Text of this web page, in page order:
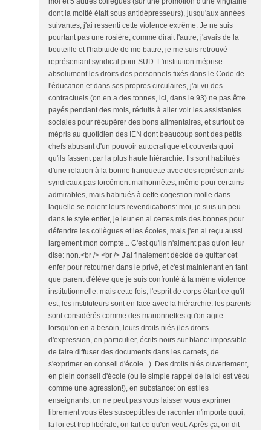
dont la moitié était sous antidépresseurs), jusqu'aux années
suivantes, j'ai ressenti cette violence extrême. Je ne suis
pourtant pas une rosière, comme dirait l'autre, j'avais de la
bouteille et l'habitude de me battre, je me suis retrouvé
représentant syndical pour SUD: L'institution méprise
absolument les droits des personnels fixés dans le Code de
l'éducation et dans ses propres circulaires, j'ai vu des
contractuels (on en a des tonnes, ici, dans le 93) ne pas être
payés pendant des mois, réduits à aller voir les assistantes
sociales pour récupérer des bons alimentaires, et surtout ce
mépris au quotidien des IEN dont beaucoup sont des petits
chefs abusant d'un pouvoir autocratique et couverts quoi
qu'ils fassent par la plus haute hiérarchie. Ils sont habitués
d'une relation à la bonne franquette avec des représentants
syndicaux pas forcément malhonnêtes, même pour certains
admirables, mais habitués à cette cogestion molle dans
laquelle se noient leurs revendications: moi, je suis un peu
dans le style entier, je leur en ai certes mis des bonnes pour
défendre les collègues et les écoles, mais j'en ai reçu aussi
largement mon compte... C'est qu'ils n'aiment pas qu'on leur
dise: non.<br /> <br /> J'ai finalement décidé de quitter cet
enfer pour retourner dans le privé, et c'est maintenant en tant
que parent d'élève que je suis confronté à la même violence
institutionnelle: mais cette fois, l'esprit de corps étant ce qu'il
est, les instituteurs sont en face avec la hiérarchie: les parents
sont considérés comme des marionnettes qu'on agite
lorsqu'on en a besoin, leurs droits niés (les droits
d'expression, en particulier, écrits noirs sur blanc: impossible
de faire diffuser des documents dans les carnets, de
s'exprimer en conseil d'école...). Des droits niés ouvertement,
en plein conseil d'école (ou le simple rappel de la loi est vécu
comme une agression!), en substance: on est les
enseignants, on ne peut pas vous laisser vous exprimer
librement vous êtes susceptibles de raconter n'importe quoi,
la loi est trop libérale, on fait ce qu'on veut. Après ça, on dit